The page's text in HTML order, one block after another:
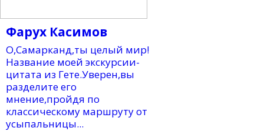
Фарух Касимов
О,Самарканд,ты целый мир!
Название моей экскурсии-
цитата из Гете.Уверен,вы
разделите его
мнение,пройдя по
классическому маршруту от
усыпальницы...